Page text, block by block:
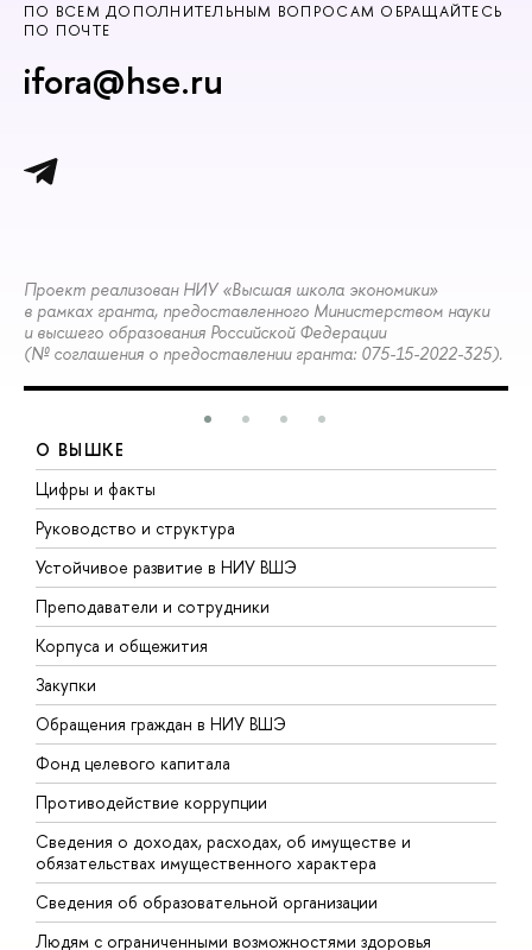
ПО ВСЕМ ДОПОЛНИТЕЛЬНЫМ ВОПРОСАМ ОБРАЩАЙТЕСЬ
ПО ПОЧТЕ
ifora@hse.ru
Проект реализован НИУ «Высшая школа экономики»
в рамках гранта, предоставленного Министерством науки
и высшего образования Российской Федерации
(№ соглашения о предоставлении гранта: 075-15-2022-325).
О ВЫШКЕ
Цифры и факты
Руководство и структура
Устойчивое развитие в НИУ ВШЭ
Преподаватели и сотрудники
Корпуса и общежития
Закупки
Обращения граждан в НИУ ВШЭ
Фонд целевого капитала
Противодействие коррупции
Сведения о доходах, расходах, об имуществе и
обязательствах имущественного характера
Сведения об образовательной организации
Людям с ограниченными возможностями здоровья